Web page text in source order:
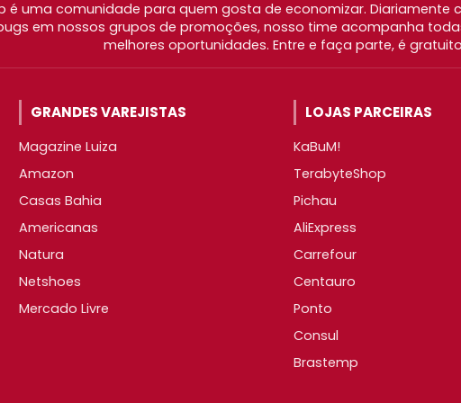
é uma comunidade para quem gosta de economizar. Diariamente
em nossos grupos de promoções, nosso time acompanha
melhores oportunidades. Entre e faça parte, é
GRANDES VAREJISTAS
Magazine Luiza
Amazon
Casas Bahia
Americanas
Natura
Netshoes
Mercado Livre
LOJAS PARCEIRAS
KaBuM!
TerabyteShop
Pichau
AliExpress
Carrefour
Centauro
Ponto
Consul
Brastemp